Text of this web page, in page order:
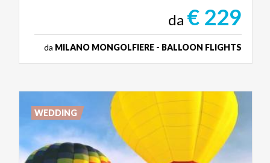
da € 229
da MILANO MONGOLFIERE - BALLOON FLIGHTS
WEDDING